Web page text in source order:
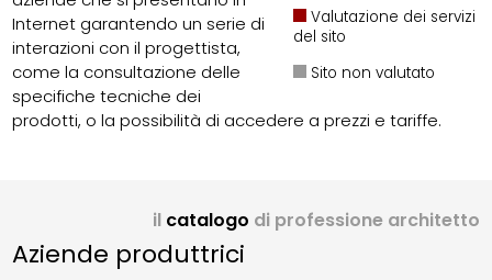
Valutazione dei servizi
del sito
Sito non valutato
Internet garantendo un serie di
interazioni con il progettista,
come la consultazione delle
specifiche tecniche dei
prodotti, o la possibilità di accedere a prezzi e tariffe.
il catalogo di professione architetto
Aziende produttrici